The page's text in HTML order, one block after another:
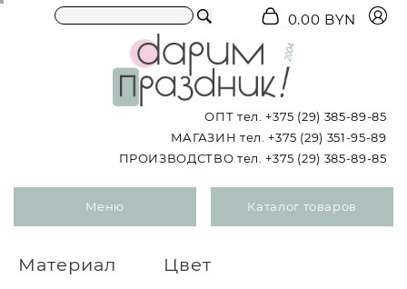
0.00 BYN
ОПТ тел. +375 (29) 385-89-85
МАГАЗИН тел. +375 (29) 351-95-89
ПРОИЗВОДСТВО тел. +375 (29) 385-89-85
Меню Каталог товаров
Материал Цвет